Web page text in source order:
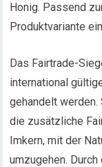
Honig. Passend
Produktvariante
Das Fairtrade-
international
gehandelt
die zusätzliche
Imkern, mit der
umzugehen.